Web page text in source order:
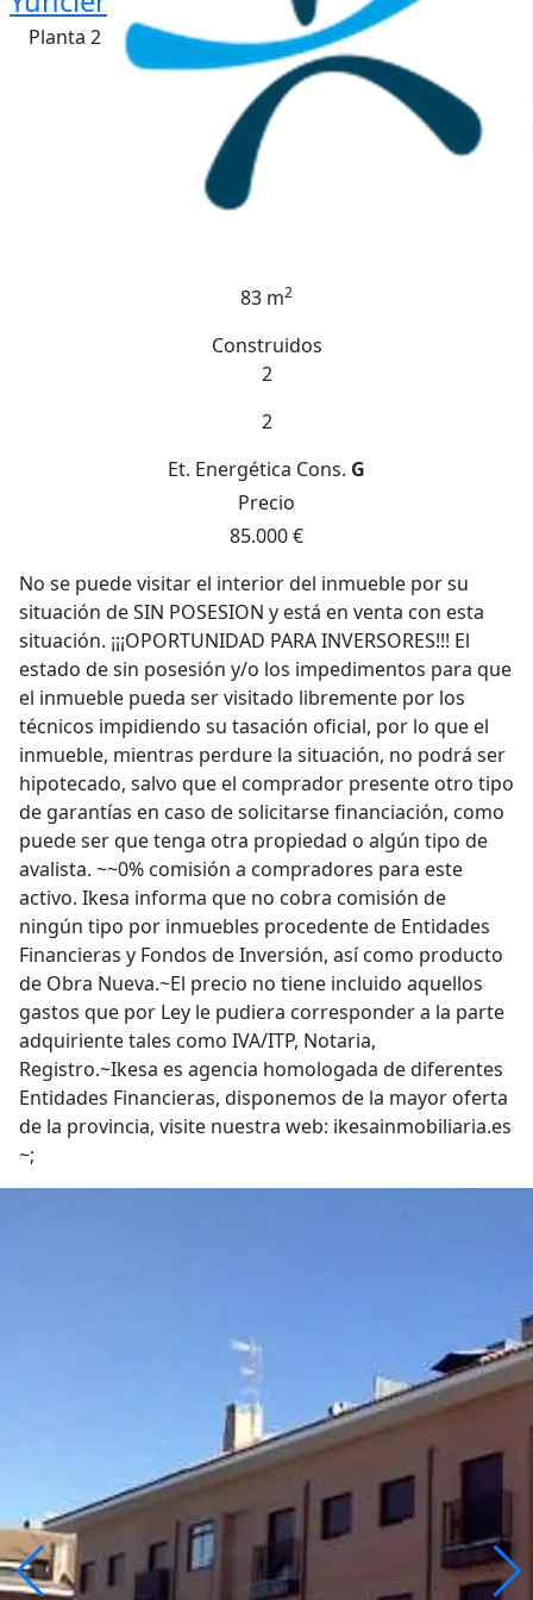
Planta 2
83 m2
Construidos
2
2
Et. Energética Cons. G
Precio
85.000 €
No se puede visitar el interior del inmueble por su
situación de SIN POSESION y está en venta con esta
situación. ¡¡¡OPORTUNIDAD PARA INVERSORES!!! El
estado de sin posesión y/o los impedimentos para que
el inmueble pueda ser visitado libremente por los
técnicos impidiendo su tasación oficial, por lo que el
inmueble, mientras perdure la situación, no podrá ser
hipotecado, salvo que el comprador presente otro tipo
de garantías en caso de solicitarse financiación, como
puede ser que tenga otra propiedad o algún tipo de
avalista. ~~0% comisión a compradores para este
activo. Ikesa informa que no cobra comisión de
ningún tipo por inmuebles procedente de Entidades
Financieras y Fondos de Inversión, así como producto
de Obra Nueva.~El precio no tiene incluido aquellos
gastos que por Ley le pudiera corresponder a la parte
adquiriente tales como IVA/ITP, Notaria,
Registro.~Ikesa es agencia homologada de diferentes
Entidades Financieras, disponemos de la mayor oferta
de la provincia, visite nuestra web: ikesainmobiliaria.es
~;